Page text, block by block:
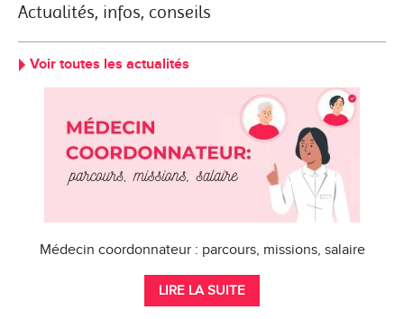
Actualités, infos, conseils
Voir toutes les actualités
Médecin coordonnateur : parcours, missions, salaire
LIRE LA SUITE